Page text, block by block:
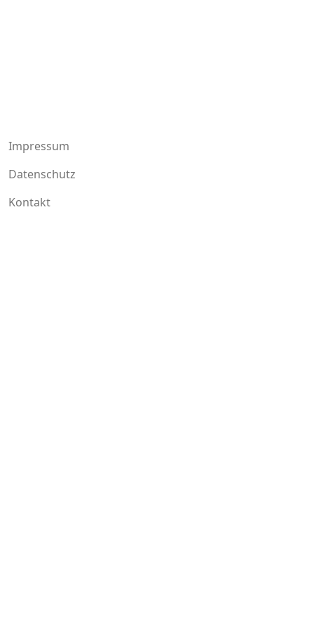
Impressum
Datenschutz
Kontakt